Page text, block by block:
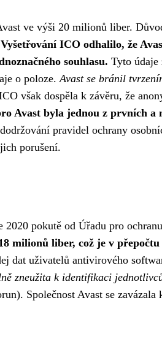
ve výši 20 milionů liber.
Vyšetřování ICO odhalilo, že
souhlasu. Tyto údaje
o poloze.Avast se bránil
však dospěla k závěru, že
Avast byla jednou z prvních a
pravidel ochrany
porušení.
pokutě od Úřadu pro
milionů liber, což je v
dat uživatelů antivirového
zneužita k identifikaci
Společnost Avast se zavázala